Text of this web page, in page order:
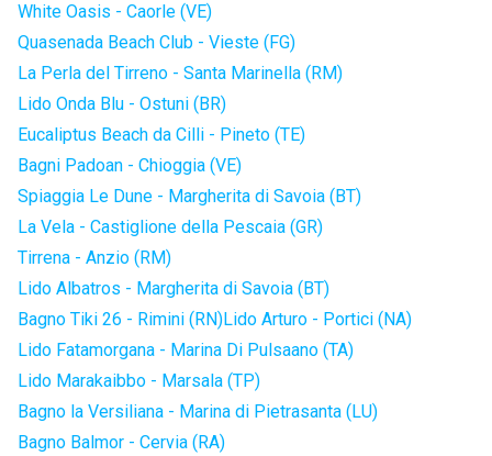
White Oasis - Caorle (VE)
Quasenada Beach Club - Vieste (FG)
La Perla del Tirreno - Santa Marinella (RM)
Lido Onda Blu - Ostuni (BR)
Eucaliptus Beach da Cilli - Pineto (TE)
Bagni Padoan - Chioggia (VE)
Spiaggia Le Dune - Margherita di Savoia (BT)
La Vela - Castiglione della Pescaia (GR)
Tirrena - Anzio (RM)
Lido Albatros - Margherita di Savoia (BT)
Bagno Tiki 26 - Rimini (RN)Lido Arturo - Portici (NA)
Lido Fatamorgana - Marina Di Pulsaano (TA)
Lido Marakaibbo - Marsala (TP)
Bagno la Versiliana - Marina di Pietrasanta (LU)
Bagno Balmor - Cervia (RA)